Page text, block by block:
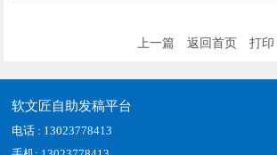
上一篇 返回首页 打印
软文匠自助发稿平台
电话 : 13023778413